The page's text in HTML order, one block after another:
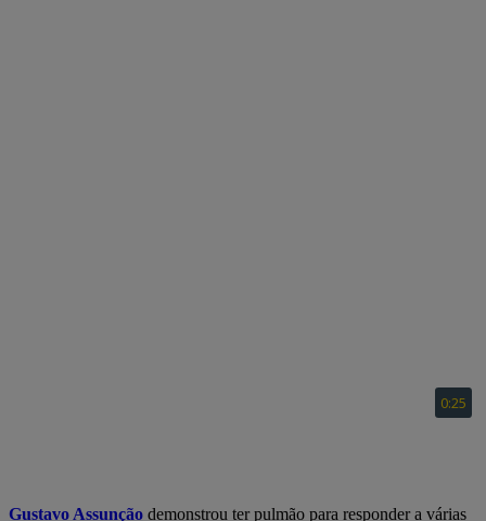
Gustavo Assunção demonstrou ter pulmão para responder a várias